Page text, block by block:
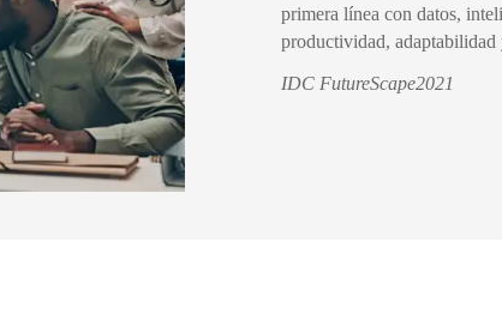
primera línea con datos,
productividad, adaptabilidad
IDC FutureScape2021